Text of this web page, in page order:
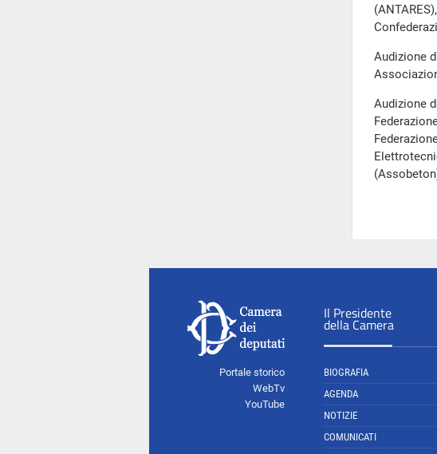
Audizione
Audizione
Portale storico
WebTv
YouTube
Il Presidente
della Camera
BIOGRAFIA
AGENDA
NOTIZIE
COMUNICATI